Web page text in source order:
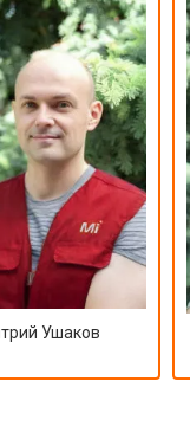
от 70 мин
Ушаков